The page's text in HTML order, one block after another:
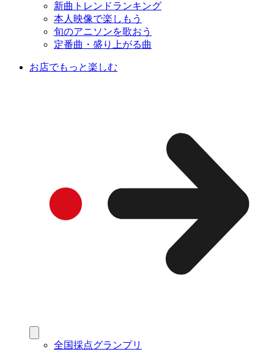
新曲トレンドランキング
本人映像で楽しもう
旬のアニソンを歌おう
定番曲・盛り上がる曲
お店でもっと楽しむ
全国採点グランプリ